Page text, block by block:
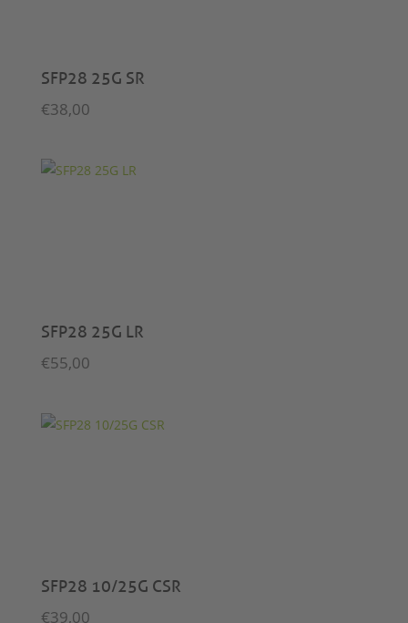
SFP28 25G SR
€38,00
SFP28 25G LR
€55,00
SFP28 10/25G CSR
€39,00